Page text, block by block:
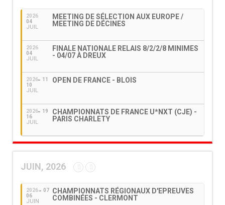
2026
04
JUIL
MEETING DE SÉLECTION AUX EUROPE /
MEETING DE DÉCINES
2026
04
JUIL
FINALE NATIONALE RELAIS 8/2/2/8 MINIMES
- 04/07 À DREUX
2026
10
JUIL
11 OPEN DE FRANCE - BLOIS
2026
16
JUIL
19
CHAMPIONNATS DE FRANCE U*NXT (CJE) -
PARIS CHARLETY
JUIN, 2026
2026
06
JUIN
07
CHAMPIONNATS RÉGIONAUX D'EPREUVES
COMBINÉES - CLERMONT